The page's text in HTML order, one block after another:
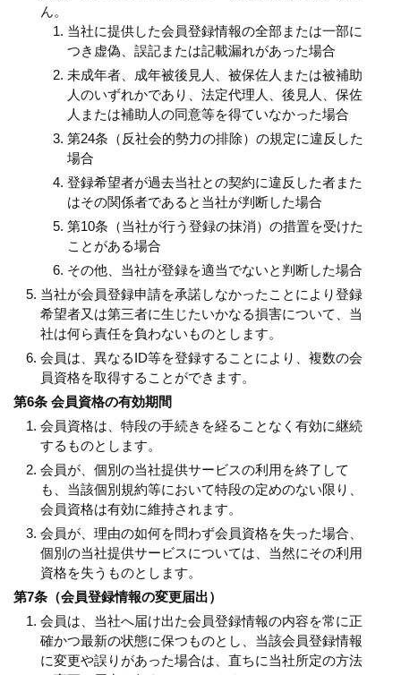
ん。
当社に提供した会員登録情報の全部または一部に
つき虚偽、誤記または記載漏れがあった場合
未成年者、成年被後見人、被保佐人または被補助
人のいずれかであり、法定代理人、後見人、保佐
人または補助人の同意等を得ていなかった場合
第24条（反社会的勢力の排除）の規定に違反した
場合
登録希望者が過去当社との契約に違反した者また
はその関係者であると当社が判断した場合
第10条（当社が行う登録の抹消）の措置を受けた
ことがある場合
その他、当社が登録を適当でないと判断した場合
当社が会員登録申請を承諾しなかったことにより登録
希望者又は第三者に生じたいかなる損害について、当
社は何ら責任を負わないものとします。
会員は、異なるID等を登録することにより、複数の会
員資格を取得することができます。
第6条 会員資格の有効期間
会員資格は、特段の手続きを経ることなく有効に継続
するものとします。
会員が、個別の当社提供サービスの利用を終了して
も、当該個別規約等において特段の定めのない限り、
会員資格は有効に維持されます。
会員が、理由の如何を問わず会員資格を失った場合、
個別の当社提供サービスについては、当然にその利用
資格を失うものとします。
第7条（会員登録情報の変更届出）
会員は、当社へ届け出た会員登録情報の内容を常に正
確かつ最新の状態に保つものとし、当該会員登録情報
に変更や誤りがあった場合は、直ちに当社所定の方法